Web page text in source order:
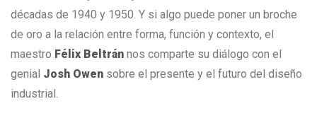
décadas de 1940 y 1950. Y si algo puede poner un broche
de oro a la relación entre forma, función y contexto, el
maestro Félix Beltrán nos comparte su diálogo con el
genial Josh Owen sobre el presente y el futuro del diseño
industrial.